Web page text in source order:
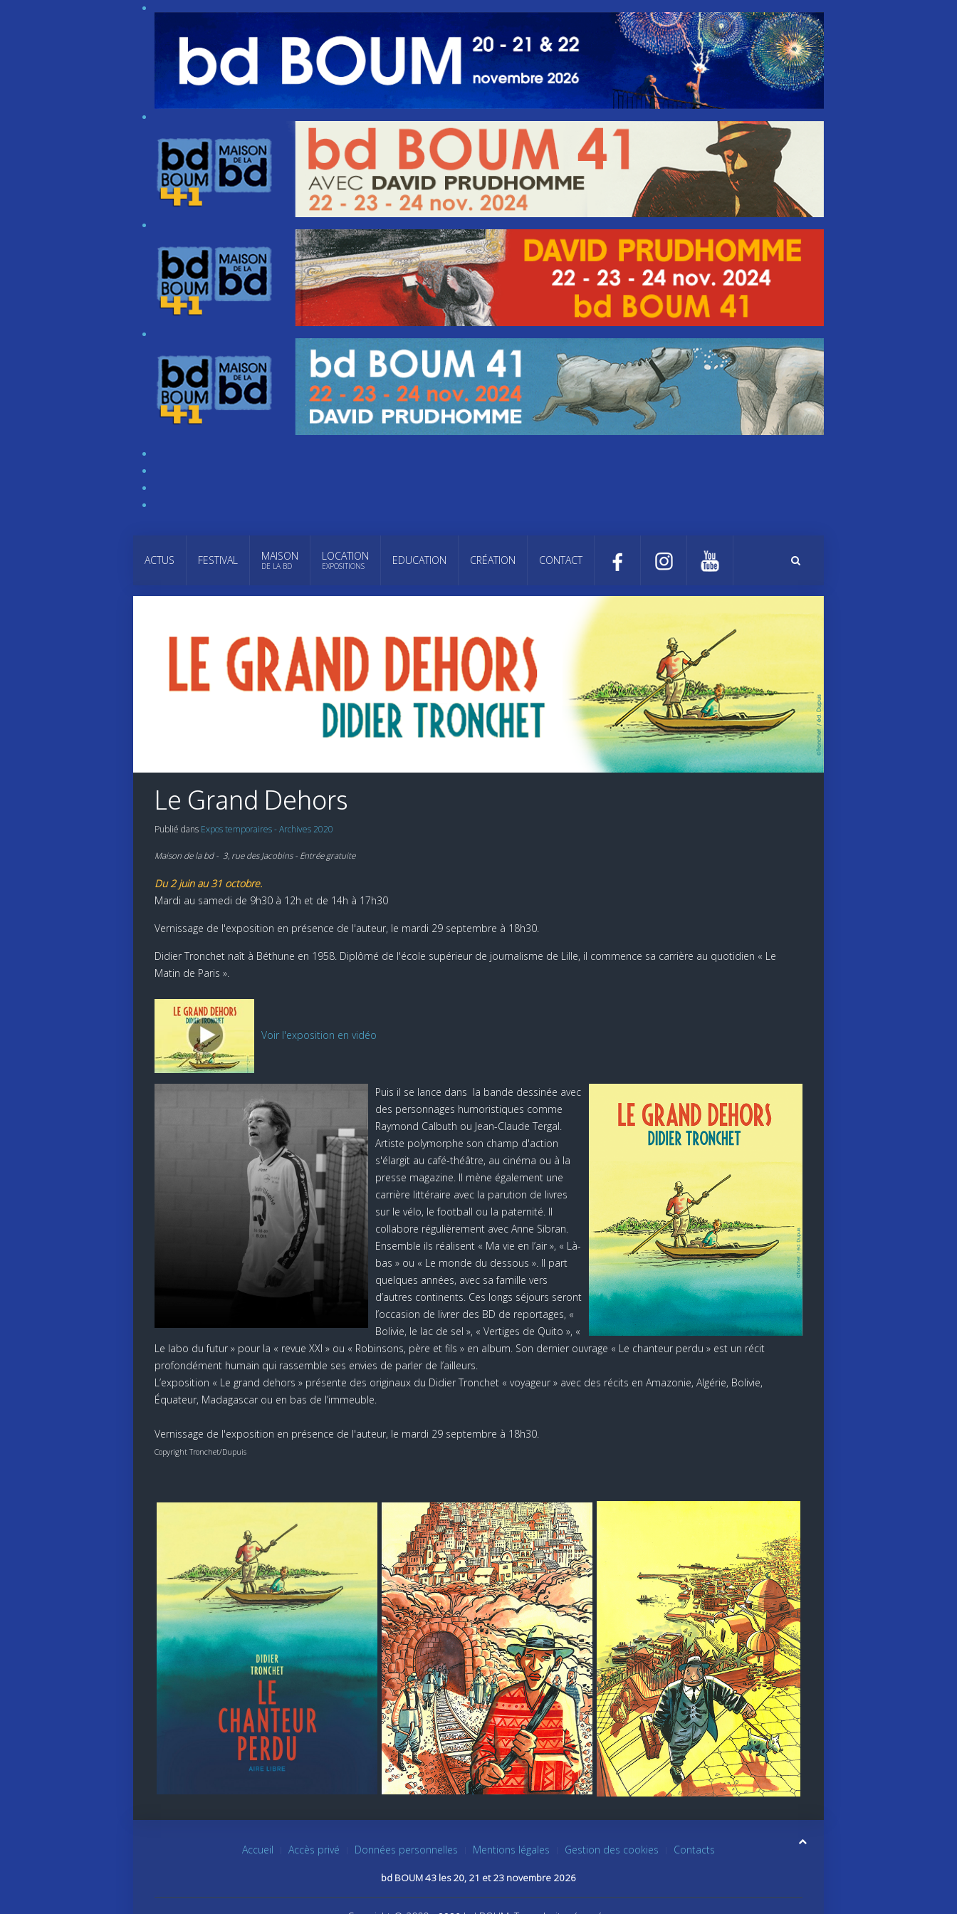
ACTUS FESTIVAL MAISON
DE LA BD
LOCATION
EXPOSITIONS EDUCATION CRÉATION CONTACT
Le Grand Dehors
Publié dans Expos temporaires - Archives 2020
Maison de la bd - 3, rue des Jacobins - Entrée gratuite
Du 2 juin au 31 octobre.
Mardi au samedi de 9h30 à 12h et de 14h à 17h30
Vernissage de l'exposition en présence de l'auteur, le mardi 29 septembre à 18h30.
Didier Tronchet naît à Béthune en 1958. Diplômé de l'école supérieur de journalisme de Lille, il commence sa carrière au quotidien « Le
Matin de Paris ».
Voir l'exposition en vidéo
Puis il se lance dans la bande dessinée avec
des personnages humoristiques comme
Raymond Calbuth ou Jean-Claude Tergal.
Artiste polymorphe son champ d'action
s'élargit au café-théâtre, au cinéma ou à la
presse magazine. Il mène également une
carrière littéraire avec la parution de livres
sur le vélo, le football ou la paternité. Il
collabore régulièrement avec Anne Sibran.
Ensemble ils réalisent « Ma vie en l’air », « Là-
bas » ou « Le monde du dessous ». Il part
quelques années, avec sa famille vers
d’autres continents. Ces longs séjours seront
l’occasion de livrer des BD de reportages, «
Bolivie, le lac de sel », « Vertiges de Quito », «
Le labo du futur » pour la « revue XXI » ou « Robinsons, père et fils » en album. Son dernier ouvrage « Le chanteur perdu » est un récit
profondément humain qui rassemble ses envies de parler de l’ailleurs.
L’exposition « Le grand dehors » présente des originaux du Didier Tronchet « voyageur » avec des récits en Amazonie, Algérie, Bolivie,
Équateur, Madagascar ou en bas de l’immeuble.
Vernissage de l'exposition en présence de l'auteur, le mardi 29 septembre à 18h30.
Copyright Tronchet/Dupuis
Accueil Accès privé Données personnelles Mentions légales Gestion des cookies Contacts
bd BOUM 43 les 20, 21 et 23 novembre 2026